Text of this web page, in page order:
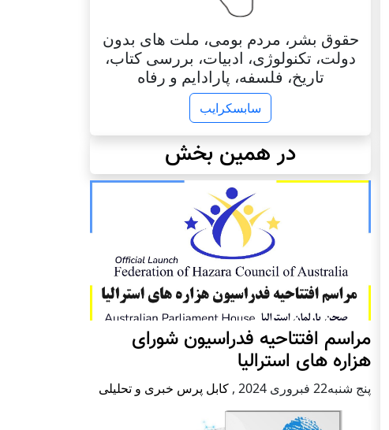
حقوق بشر، مردم بومی، ملت های بدون
دولت، تکنولوژی، ادبیات، بررسی کتاب،
تاریخ، فلسفه، پارادایم و رفاه
سابسکرایب
در همین بخش
مراسم افتتاحیه فدراسیون شورای
هزاره های استرالیا
پنج شنبه22 فبروری 2024 , کابل پرس خبری و تحلیلی